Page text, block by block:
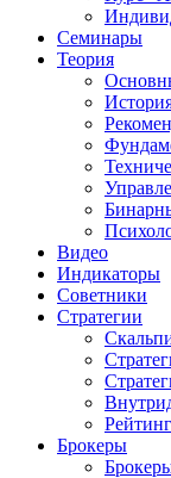
Семинары
Теория
Видео
Индикаторы
Советники
Стратегии
Брокеры